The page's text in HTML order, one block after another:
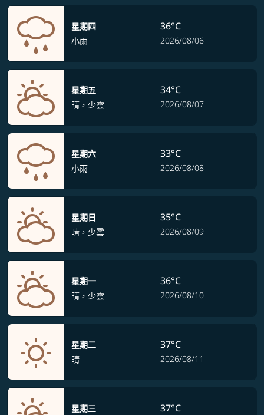
星期四
小雨
36°C
2026/08/06
星期五
晴，少雲
34°C
2026/08/07
星期六
小雨
33°C
2026/08/08
星期日
晴，少雲
35°C
2026/08/09
星期一
晴，少雲
36°C
2026/08/10
星期二
晴
37°C
2026/08/11
星期三
37°C